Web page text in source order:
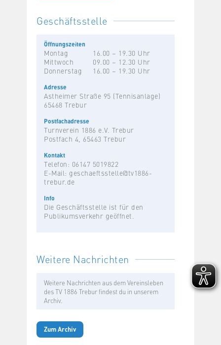
Geschäftsstelle
Öffnungszeiten
Montag
16.00 – 19.30 Uhr
Mittwoch
09.00 – 12.30 Uhr
Donnerstag
16.00 – 19.30 Uhr
Adresse
Astheimer Straße 95 (Tennisanlage)
65468 Trebur
Postfachadresse
Turnverein 1886 e.V. Trebur
Postfach 4, 65463 Trebur
Kontakt
Telefon: 06147 5019822
E-Mail: geschaeftsstelle@tv1886-
trebur.de
Info
Die Geschäftsstelle ist für den
Publikumsverkehr geöffnet.
Weitere Nachrichten
Weitere Nachrichten aus dem Vereinsleben
des TV 1886 Trebur findest du in unserem
Archiv.
Zum Archiv